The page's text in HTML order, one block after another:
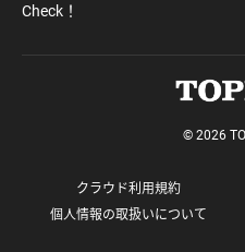
Check！
© 2026
クラウド利用規約
個人情報の取扱いについて